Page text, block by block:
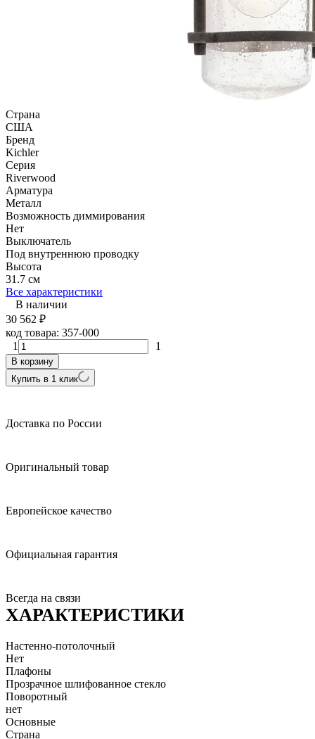
Страна
США
Бренд
Kichler
Серия
Riverwood
Арматура
Металл
Возможность диммирования
Нет
Выключатель
Под внутреннюю проводку
Высота
31.7 см
Все характеристики
В наличии
30 562 ₽
код товара: 357-000
1
1
В корзину
Купить в 1 клик
Доставка по России
Оригинальный товар
Европейское качество
Официальная гарантия
Всегда на связи
ХАРАКТЕРИСТИКИ
Настенно-потолочный
Нет
Плафоны
Прозрачное шлифованное стекло
Поворотный
нет
Основные
Страна